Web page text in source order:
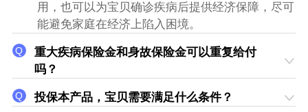
用，也可以为宝贝确诊疾病后提供经济保障，尽可
能避免家庭在经济上陷入困境。
重大疾病保险金和身故保险金可以重复给付
吗？
投保本产品，宝贝需要满足什么条件？